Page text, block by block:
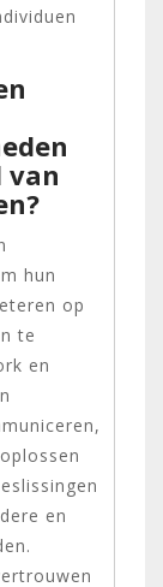
van
hun
op
te
en
en